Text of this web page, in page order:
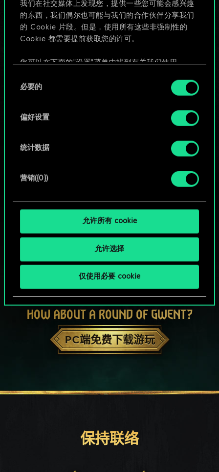
我们在社交媒体上发现您，提供一些您可能会感兴趣
的东西，我们偶尔也可能与我们的合作伙伴分享我们
的 Cookie 片段。但是，使用所有这些非强制性的
Cookie 都需要提前获取您的许可。
您可以在下面的"设置"菜单中找到有关我们使用
好。一旦您了解了其中的内容并准备好继续，请点
必要的
偏好设置
统计数据
营销({0})
允许所有 cookie
允许选择
仅使用必要 cookie
给牌组命名并撰写攻略
编辑牌组
HOW ABOUT A ROUND OF GWENT?
PC端免费下载游玩
保持联络